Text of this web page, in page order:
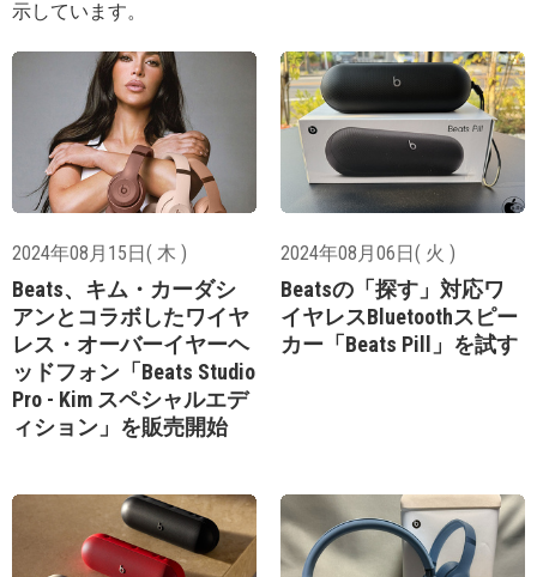
示しています。
2024年08月15日( 木 )
Beats、キム・カーダシ
アンとコラボしたワイヤ
レス・オーバーイヤーヘ
ッドフォン「Beats Studio
Pro - Kim スペシャルエデ
ィション」を販売開始
2024年08月06日( 火 )
Beatsの「探す」対応ワ
イヤレスBluetoothスピー
カー「Beats Pill」を試す